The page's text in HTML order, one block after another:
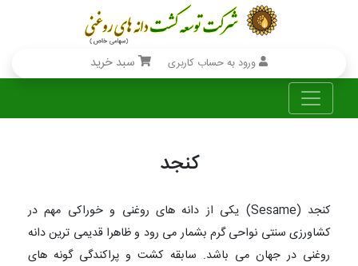
ورود به حساب کاربری سبد خرید
کنجد
کنجد (Sesame) یکی از دانه های روغنی و خوراکی مهم در
کشاورزی سنتی نواحی گرم بشمار می رود و ظاهرا قدیمی ترین دانه
روغنی در جهان می باشد. سابقه کشت و پراکندگی گونه های